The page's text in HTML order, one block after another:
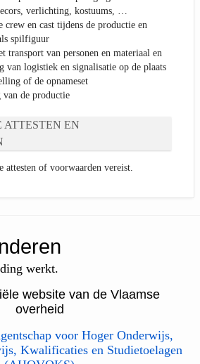
verlichting, kostuums, …
crew en cast tijdens de productie en
spilfiguur
transport van personen en materiaal en
van logistiek en signalisatie op de plaats
of de opnameset
van de productie
ATTESTEN EN
of voorwaarden vereist.
werkt.
website van de Vlaamse
overheid
voor Hoger Onderwijs,
Kwalificaties en Studietoelagen